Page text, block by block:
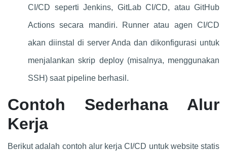
CI/CD seperti Jenkins, GitLab CI/CD, atau GitHub
Actions secara mandiri. Runner atau agen CI/CD
akan diinstal di server Anda dan dikonfigurasi untuk
menjalankan skrip deploy (misalnya, menggunakan
SSH) saat pipeline berhasil.
Contoh Sederhana Alur
Kerja
Berikut adalah contoh alur kerja CI/CD untuk website statis